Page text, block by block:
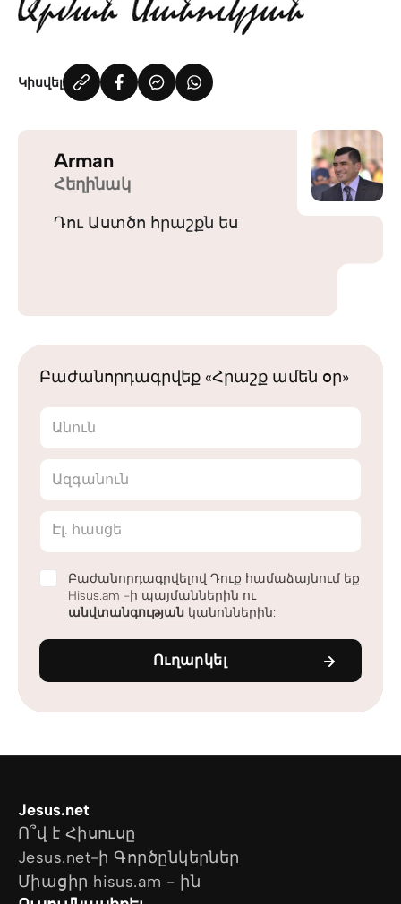
Կիսվել
Arman
Հեղինակ
Դու Աստծո հրաշքն ես
Բաժանորդագրվեք «Հրաշք ամեն օր»
Անուն
Ազգանուն
Էլ. հասցե
Բաժանորդագրվելով Դուք համաձայնում եք
Hisus.am -ի պայմաններին ու
անվտանգության կանոններին:
Ուղարկել
Jesus.net
Ո՞վ է Հիսուսը
Jesus.net-ի Գործընկերներ
Միացիր hisus.am - ին